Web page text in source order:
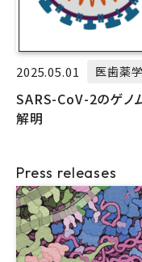
2025.05.01 医歯薬学
SARS-CoV-2のゲノ
解明
Press releases